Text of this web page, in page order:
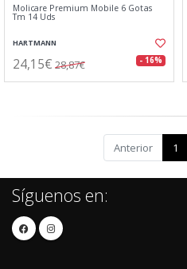
Molicare Premium Mobile 6 Gotas
Tm 14 Uds
HARTMANN
24,15€ 28,87€ - 16%
Anterior 1
Síguenos en: